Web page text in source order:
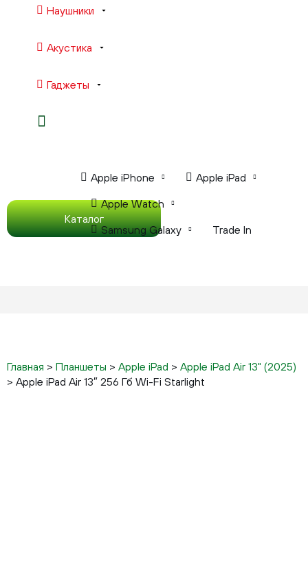
Наушники
Акустика
Гаджеты
Каталог
Apple iPhone Apple iPad
Apple Watch
Samsung Galaxy Trade In
Главная > Планшеты > Apple iPad > Apple iPad Air 13" (2025)
> Apple iPad Air 13″ 256 Гб Wi-Fi Starlight